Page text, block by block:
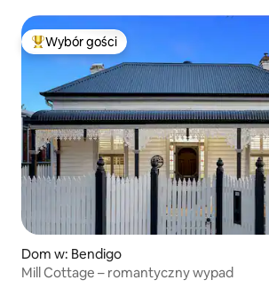
Najpopularniejsze z kategorii Wybór gości
Wybór gości
Dom w: Bendigo
Mill Cottage – romantyczny wypad